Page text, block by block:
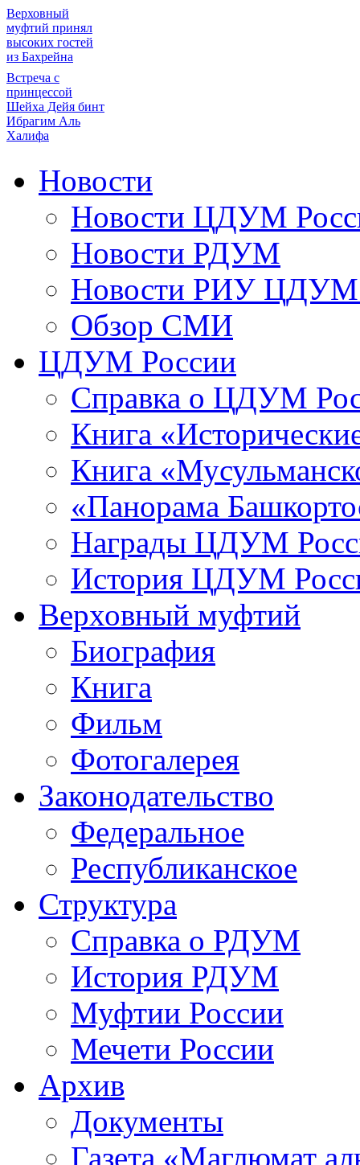
Верховный
муфтий принял
высоких гостей
из Бахрейна
Встреча с
принцессой
Шейха Дейя бинт
Ибрагим Аль
Халифа
Новости
Новости ЦДУМ
Новости РДУМ
Новости РИУ ЦДУМ
Обзор СМИ
ЦДУМ России
Справка о ЦДУМ
Книга
Книга
«Панорама
Награды ЦДУМ
История ЦДУМ
Верховный муфтий
Биография
Книга
Фильм
Фотогалерея
Законодательство
Федеральное
Республиканское
Структура
Справка о РДУМ
История РДУМ
Муфтии России
Мечети России
Архив
Документы
Газета «Маглюмат